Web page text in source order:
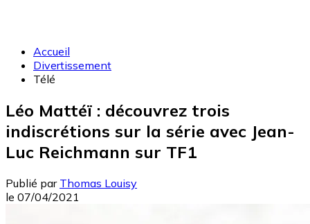
Accueil
Divertissement
Télé
Léo Mattéï : découvrez trois
indiscrétions sur la série avec Jean-
Luc Reichmann sur TF1
Publié par Thomas Louisy
le 07/04/2021